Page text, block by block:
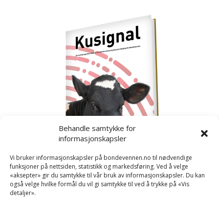
Behandle samtykke for
informasjonskapsler
Vi bruker informasjonskapsler på bondevennen.no til nødvendige
funksjoner på nettsiden, statistikk og markedsføring. Ved å velge
«aksepter» gir du samtykke til vår bruk av informasjonskapsler. Du kan
også velge hvilke formål du vil gi samtykke til ved å trykke på «Vis
detaljer».